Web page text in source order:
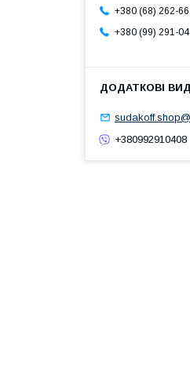
+380 (68) 262-
+380 (99) 291-
+380992910408